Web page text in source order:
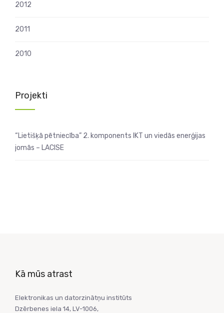
2012
2011
2010
Projekti
“Lietišķā pētniecība” 2. komponents IKT un viedās enerģijas
jomās – LACISE
Kā mūs atrast
Elektronikas un datorzinātņu institūts
Dzērbenes iela 14, LV-1006,